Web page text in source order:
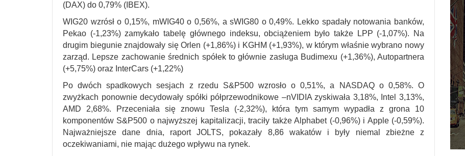
(DAX) do 0,79% (IBEX).
WIG20 wzrósł o 0,15%, mWIG40 o 0,56%, a sWIG80 o 0,49%. Lekko spadały notowania banków,
Pekao (-1,23%) zamykało tabelę głównego indeksu, obciążeniem było także LPP (-1,07%). Na
drugim biegunie znajdowały się Orlen (+1,86%) i KGHM (+1,93%), w którym właśnie wybrano nowy
zarząd. Lepsze zachowanie średnich spółek to głównie zasługa Budimexu (+1,36%), Autopartnera
(+5,75%) oraz InterCars (+1,22%)
Po dwóch spadkowych sesjach z rzedu S&P500 wzrosło o 0,51%, a NASDAQ o 0,58%. O
zwyżkach ponownie decydowały spółki półprzewodnikowe –nVIDIA zyskiwała 3,18%, Intel 3,13%,
AMD 2,68%. Przeceniała się znowu Tesla (-2,32%), która tym samym wypadła z grona 10
komponentów S&P500 o najwyższej kapitalizacji, traciły także Alphabet (-0,96%) i Apple (-0,59%).
Najważniejsze dane dnia, raport JOLTS, pokazały 8,86 wakatów i były niemal zbieżne z
oczekiwaniami, nie mając dużego wpływu na rynek.